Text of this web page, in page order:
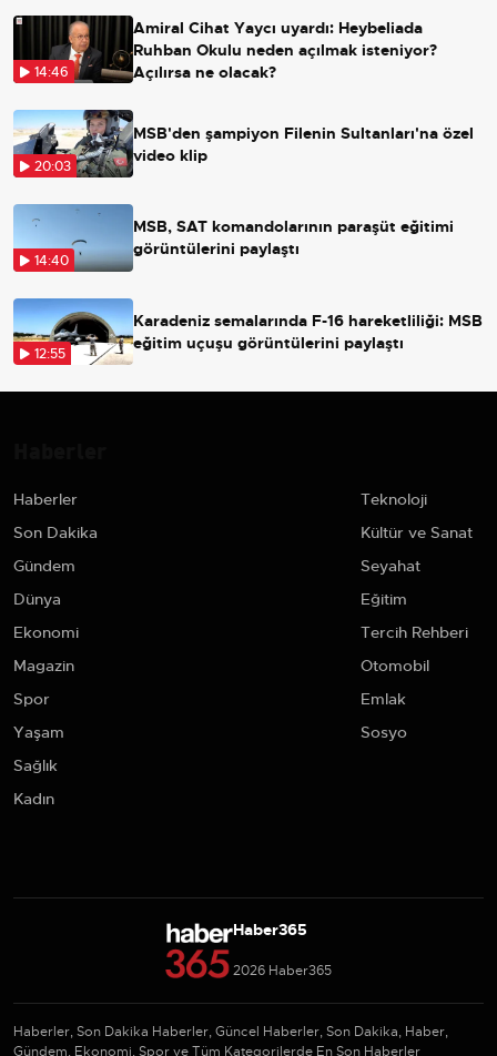
14:46
Amiral Cihat Yaycı uyardı: Heybeliada
Ruhban Okulu neden açılmak isteniyor?
Açılırsa ne olacak?
20:03
MSB'den şampiyon Filenin Sultanları'na özel
video klip
14:40
MSB, SAT komandolarının paraşüt eğitimi
görüntülerini paylaştı
12:55
Karadeniz semalarında F-16 hareketliliği: MSB
eğitim uçuşu görüntülerini paylaştı
Haberler
Son Dakika
Gündem
Dünya
Ekonomi
Magazin
Spor
Yaşam
Sağlık
Kadın
Teknoloji
Kültür ve Sanat
Seyahat
Eğitim
Tercih Rehberi
Otomobil
Emlak
Sosyo
Haber365
2026 Haber365
Haberler, Son Dakika Haberler, Güncel Haberler, Son Dakika, Haber,
Gündem, Ekonomi, Spor ve Tüm Kategorilerde En Son Haberler